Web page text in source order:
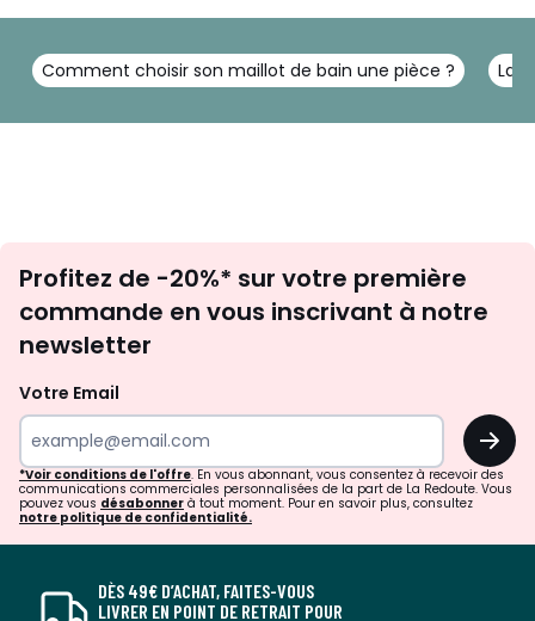
Comment choisir son maillot de bain une pièce ? La
newsletter
Profitez de -20%* sur votre première
commande en vous inscrivant à notre
newsletter
Votre Email
OK
*Voir conditions de l'offre. En vous abonnant, vous consentez à recevoir des
communications commerciales personnalisées de la part de La Redoute. Vous
pouvez vous désabonner à tout moment. Pour en savoir plus, consultez
notre politique de confidentialité.
DÈS 49€ D’ACHAT, FAITES-VOUS
LIVRER EN POINT DE RETRAIT POUR